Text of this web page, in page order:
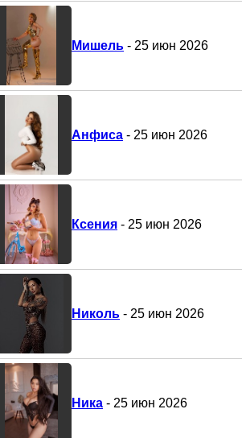
Мишель - 25 июн 2026
Анфиса - 25 июн 2026
Ксения - 25 июн 2026
Николь - 25 июн 2026
Ника - 25 июн 2026